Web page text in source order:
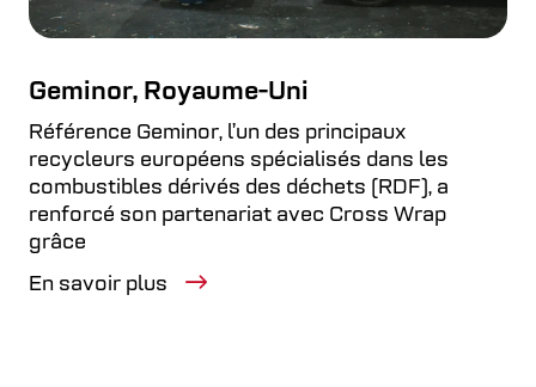
Geminor, Royaume-Uni
Référence Geminor, l’un des principaux
recycleurs européens spécialisés dans les
combustibles dérivés des déchets (RDF), a
renforcé son partenariat avec Cross Wrap
grâce
En savoir plus